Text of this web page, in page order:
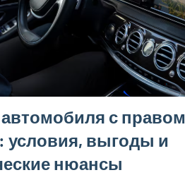
с правом
условия, выгоды и
нюансы